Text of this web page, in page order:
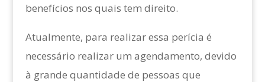
benefícios nos quais tem direito.
Atualmente, para realizar essa perícia é
necessário realizar um agendamento, devido
à grande quantidade de pessoas que